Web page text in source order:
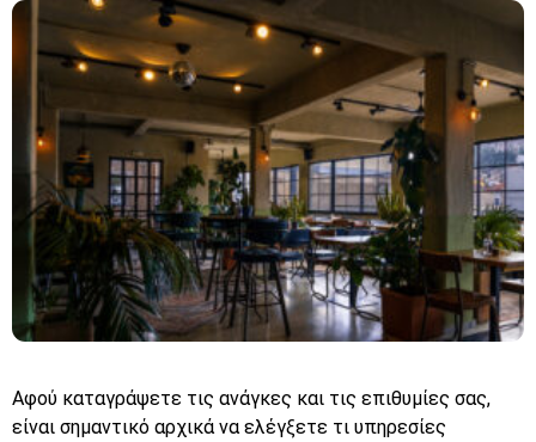
Αφού καταγράψετε τις ανάγκες και τις επιθυμίες σας,
είναι σημαντικό αρχικά να ελέγξετε τι υπηρεσίες